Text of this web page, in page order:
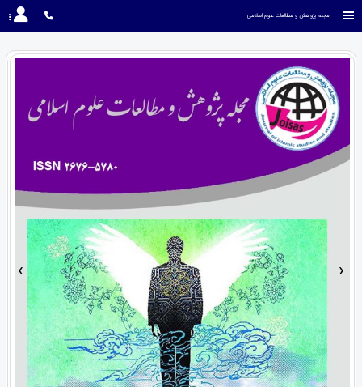
مجله پژوهش و مطالعات علوم اسلامی
› ‹